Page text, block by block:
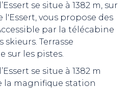
se situe à 1382 m, sur
l'Essert, vous propose des
par la télécabine
Terrasse
sur les pistes.
se situe à 1382 m
la magnifique station